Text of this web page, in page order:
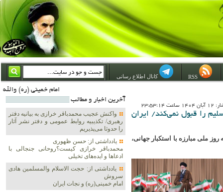
کانال اطلاع رسانی
امام خمینی (ره) والله اسلام تمامش سیاست است؛ ***** امام شهید: به گفتار امام و کردار امام اهتمام بورزید ***** امام خمینی(ره): ان شاء الله ما اندوه دلمان را در وقت مناسب با انتقام از امریکا و آل سعود برطرف خواهیم
23:53:14
را قبول نمی‌کند/ ایران
ملی مبارزه با استکبار جهانی،
آخرين اخبار و مطالب
واکنش عجیب محمدباقر خرازی به بیانیه دفتر
رهبری/ تکذیبیه روابط عمومی و دفتر نشر آثار
را حدوثا می‌پذیریم
یادداشتی از: حسن ظهوری
محمدباقر خرازی کیست؟روحانی جنجالی با
ادعاها و ایده‌های تخیلی
یادداشتی از: حجت الاسلام والمسلمین هادی
سروش
امام خمینی(ره) و نجات ایران